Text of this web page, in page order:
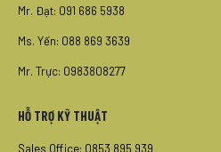
Mr. Đạt: 091 686 5938
Ms. Yến: 088 869 3639
Mr. Trực: 0983808277
HỖ TRỢ KỸ THUẬT
Sales Office: 0853 895 939